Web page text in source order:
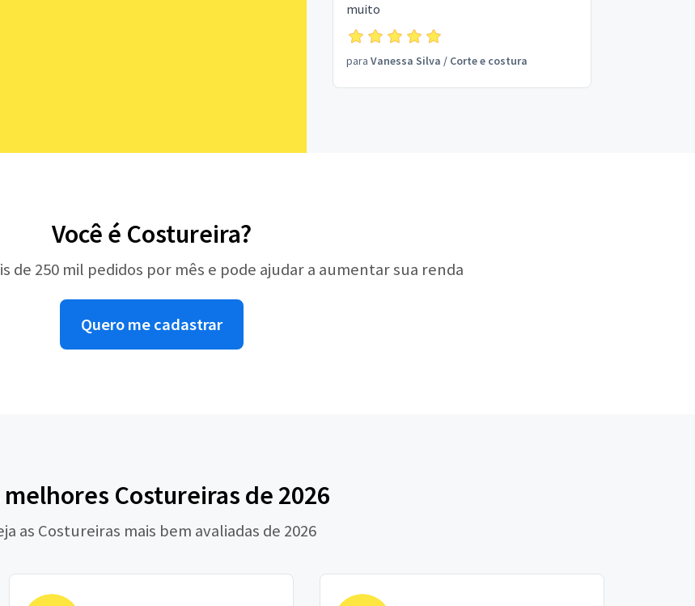
muito
para Vanessa Silva / Corte e costura
Você é Costureira?
de 250 mil pedidos por mês e pode ajudar a aumentar sua renda
Quero me cadastrar
melhores Costureiras de 2026
as Costureiras mais bem avaliadas de 2026